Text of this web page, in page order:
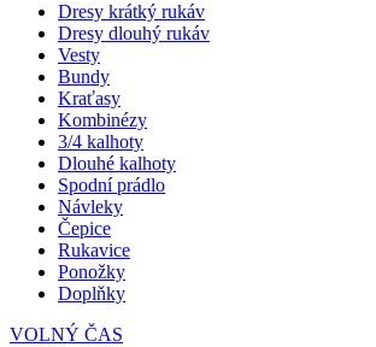
Dresy krátký rukáv
Dresy dlouhý rukáv
Vesty
Bundy
Kraťasy
Kombinézy
3/4 kalhoty
Dlouhé kalhoty
Spodní prádlo
Návleky
Čepice
Rukavice
Ponožky
Doplňky
VOLNÝ ČAS